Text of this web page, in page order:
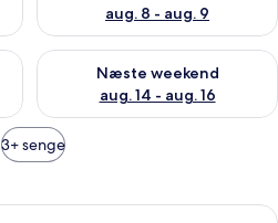
aug. 8 - aug. 9
weekend aug. 7 - aug. 9
Næste weekend
aug. 14 - aug. 16
Tjek tilgængelighed for næste
3+ senge
Et moderne hotelværelse med en